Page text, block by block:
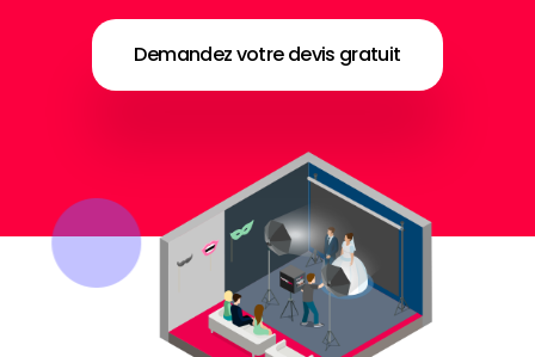
Demandez votre devis gratuit